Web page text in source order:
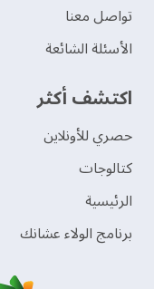
تواصل معنا
الأسئلة الشائعة
اكتشف أكثر
حصري للأونلاين
‫كتالوجات‬
الرئيسية
برنامج الولاء عشانك